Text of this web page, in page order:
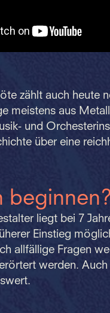
zählt auch heute
meistens aus
und
über eine
liegt bei 7
Einstieg
allfällige Fragen
werden.